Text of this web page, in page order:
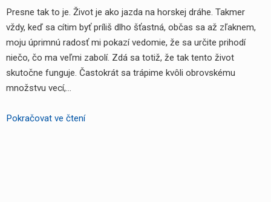
Presne tak to je. Život je ako jazda na horskej dráhe. Takmer
vždy, keď sa cítim byť príliš dlho šťastná, občas sa až zľaknem,
moju úprimnú radosť mi pokazí vedomie, že sa určite prihodí
niečo, čo ma veľmi zabolí. Zdá sa totiž, že tak tento život
skutočne funguje. Častokrát sa trápime kvôli obrovskému
množstvu vecí,…
Pokračovat ve čteníAko